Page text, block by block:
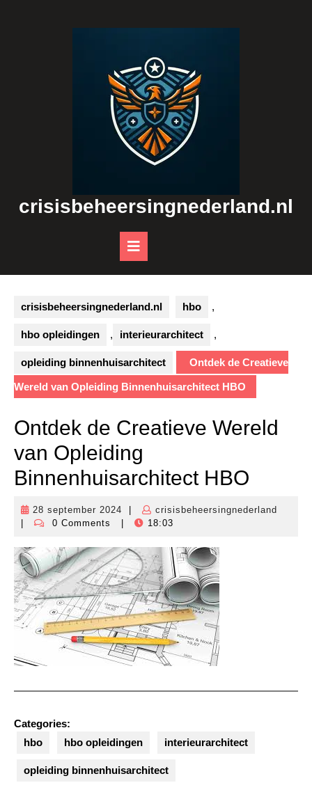
crisisbeheersingnederland.nl
Button
crisisbeheersingnederland.nl hbo ,
hbo opleidingen , interieurarchitect ,
opleiding binnenhuisarchitect Ontdek de Creatieve
Wereld van Opleiding Binnenhuisarchitect HBO
Ontdek de Creatieve Wereld
van Opleiding
Binnenhuisarchitect HBO
28 september 2024
28
september
crisisbeheersingnederland
0 Comments 18:03
Categories:
hbo
hbo opleidingen interieurarchitect
opleiding binnenhuisarchitect